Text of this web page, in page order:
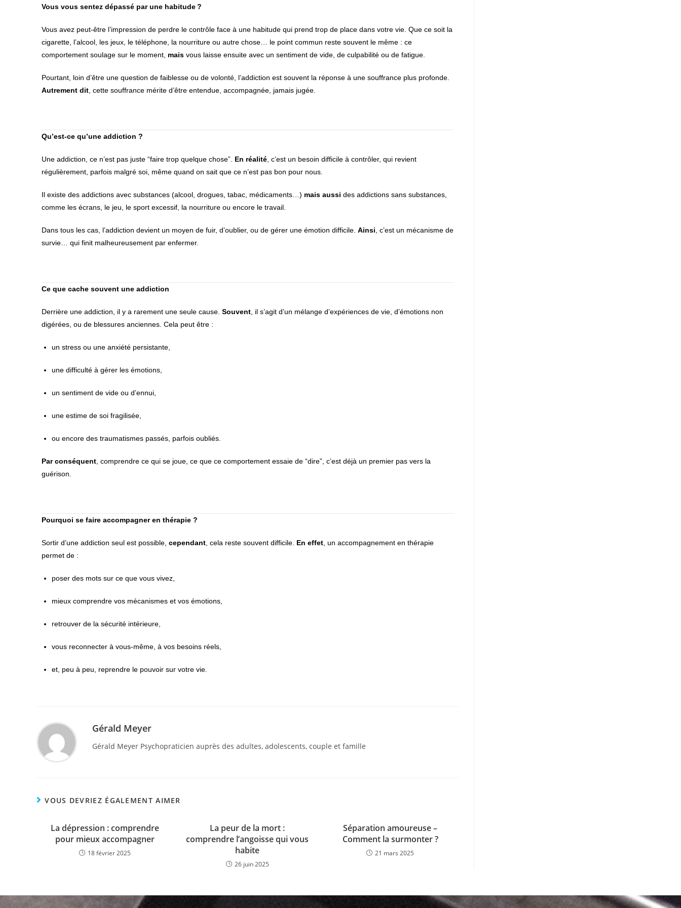
Vous vous sentez dépassé par une habitude ?
Vous avez peut-être l’impression de perdre le contrôle face à une habitude qui prend trop de place dans votre vie. Que ce soit la
cigarette, l’alcool, les jeux, le téléphone, la nourriture ou autre chose… le point commun reste souvent le même : ce
comportement soulage sur le moment, mais vous laisse ensuite avec un sentiment de vide, de culpabilité ou de fatigue.
Pourtant, loin d’être une question de faiblesse ou de volonté, l’addiction est souvent la réponse à une souffrance plus profonde.
Autrement dit, cette souffrance mérite d’être entendue, accompagnée, jamais jugée.
Qu’est-ce qu’une addiction ?
Une addiction, ce n’est pas juste “faire trop quelque chose”. En réalité, c’est un besoin difficile à contrôler, qui revient
régulièrement, parfois malgré soi, même quand on sait que ce n’est pas bon pour nous.
Il existe des addictions avec substances (alcool, drogues, tabac, médicaments…) mais aussi des addictions sans substances,
comme les écrans, le jeu, le sport excessif, la nourriture ou encore le travail.
Dans tous les cas, l’addiction devient un moyen de fuir, d’oublier, ou de gérer une émotion difficile. Ainsi, c’est un mécanisme de
survie… qui finit malheureusement par enfermer.
Ce que cache souvent une addiction
Derrière une addiction, il y a rarement une seule cause. Souvent, il s’agit d’un mélange d’expériences de vie, d’émotions non
digérées, ou de blessures anciennes. Cela peut être :
un stress ou une anxiété persistante,
une difficulté à gérer les émotions,
un sentiment de vide ou d’ennui,
une estime de soi fragilisée,
ou encore des traumatismes passés, parfois oubliés.
Par conséquent, comprendre ce qui se joue, ce que ce comportement essaie de “dire”, c’est déjà un premier pas vers la
guérison.
Pourquoi se faire accompagner en thérapie ?
Sortir d’une addiction seul est possible, cependant, cela reste souvent difficile. En effet, un accompagnement en thérapie
permet de :
poser des mots sur ce que vous vivez,
mieux comprendre vos mécanismes et vos émotions,
retrouver de la sécurité intérieure,
vous reconnecter à vous-même, à vos besoins réels,
et, peu à peu, reprendre le pouvoir sur votre vie.
Gérald Meyer
Gérald Meyer Psychopraticien auprès des adultes, adolescents, couple et famille
VOUS DEVRIEZ ÉGALEMENT AIMER
La dépression : comprendre
pour mieux accompagner
18 février 2025
La peur de la mort :
comprendre l’angoisse qui vous
habite
26 juin 2025
Séparation amoureuse –
Comment la surmonter ?
21 mars 2025